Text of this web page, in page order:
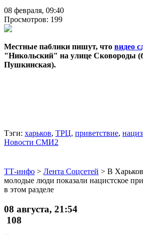
08 февраля, 09:40
Просмотров: 199
Местные паблики пишут, что видео
"Никольский" на улице Сковороды
Пушкинская).
Тэги: харьков, ТРЦ, приветствие,
Новости СМИ2
ТТ-инфо > Лента Соцсетей > В
молодые люди показали нацистское
в этом разделе
08 августа, 21:54
108